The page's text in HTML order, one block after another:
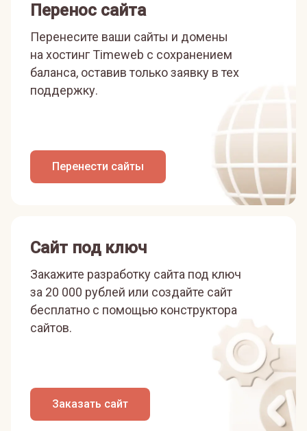
Перенос сайта
Перенесите ваши сайты и домены
на хостинг Timeweb с сохранением
баланса, оставив только заявку в тех
поддержку.
Перенести сайты
Сайт под ключ
Закажите разработку сайта под ключ
за 20 000 рублей или создайте сайт
бесплатно с помощью конструктора
сайтов.
Заказать сайт